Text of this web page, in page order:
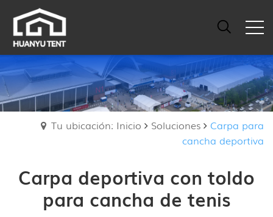
Tu ubicación: Inicio Soluciones
Carpa para
cancha deportiva
Carpa deportiva con toldo
para cancha de tenis